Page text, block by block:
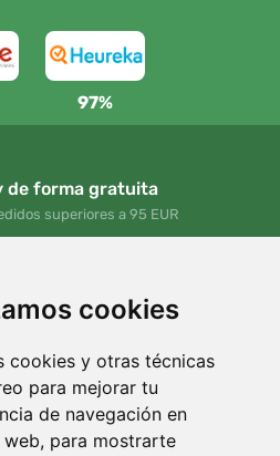
cookies
cookies y otras técnicas
para mejorar tu
de navegación en
web, para mostrarte
97%
de forma gratuita
superiores a 95 EUR
gratuitos
su pedido en cualquier momento
un árbol. Leer más